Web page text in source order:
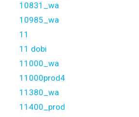
10831_wa
10985_wa
11
11 dobi
11000_wa
11000prod4
11380_wa
11400_prod